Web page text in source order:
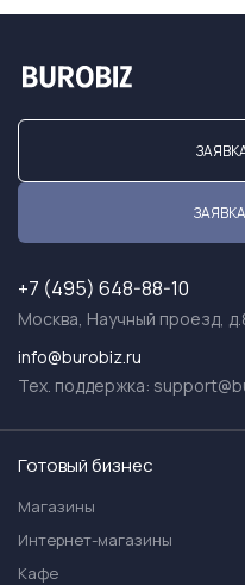
+7 (495) 648-88-10
Москва, Научный проезд,
info@burobiz.ru
Тех. поддержка:
Готовый бизнес
Магазины
Интернет-магазины
Кафе